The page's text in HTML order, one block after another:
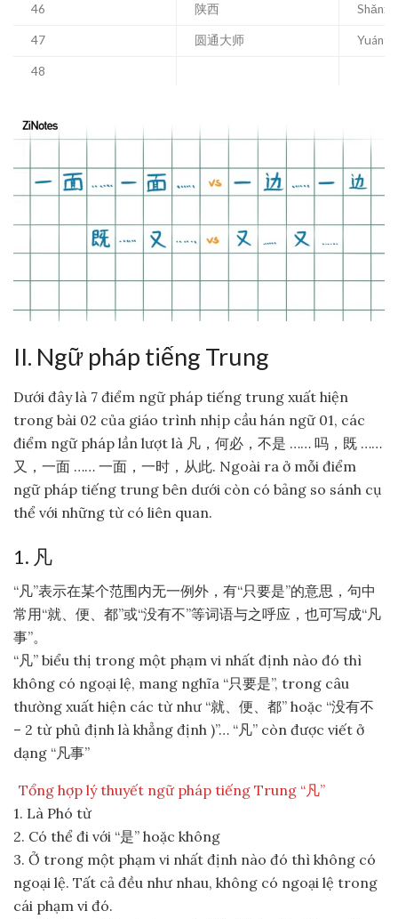
46 陕西 Shǎnxī
47 圆通大师
48
II. Ngữ pháp tiếng Trung
Dưới đây là 7 điểm ngữ pháp tiếng trung xuất hiện
trong bài 02 của giáo trình nhịp cầu hán ngữ 01, các
điểm ngữ pháp lần lượt là 凡，何必，不是 …… 吗，既 ……
又，一面 …… 一面，一时，从此. Ngoài ra ở mỗi điểm
ngữ pháp tiếng trung bên dưới còn có bảng so sánh cụ
thể với những từ có liên quan.
1. 凡
“凡”表示在某个范围内无一例外，有“只要是”的意思，句中
常用“就、便、都”或“没有不”等词语与之呼应，也可写成“凡
事”。
“凡” biểu thị trong một phạm vi nhất định nào đó thì
không có ngoại lệ, mang nghĩa “只要是”, trong câu
thường xuất hiện các từ như “就、便、都” hoặc “没有不
– 2 từ phủ định là khẳng định )”… “凡” còn được viết ở
dạng “凡事”
Tổng hợp lý thuyết ngữ pháp tiếng Trung “凡”
1. Là Phó từ
2. Có thể đi với “是” hoặc không
3. Ở trong một phạm vi nhất định nào đó thì không có
ngoại lệ. Tất cả đều như nhau, không có ngoại lệ trong
cái phạm vi đó.